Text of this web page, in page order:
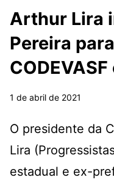
Arthur Lira
Pereira
1 de abril de 2021
O presidente da
Lira
estadual e ex-